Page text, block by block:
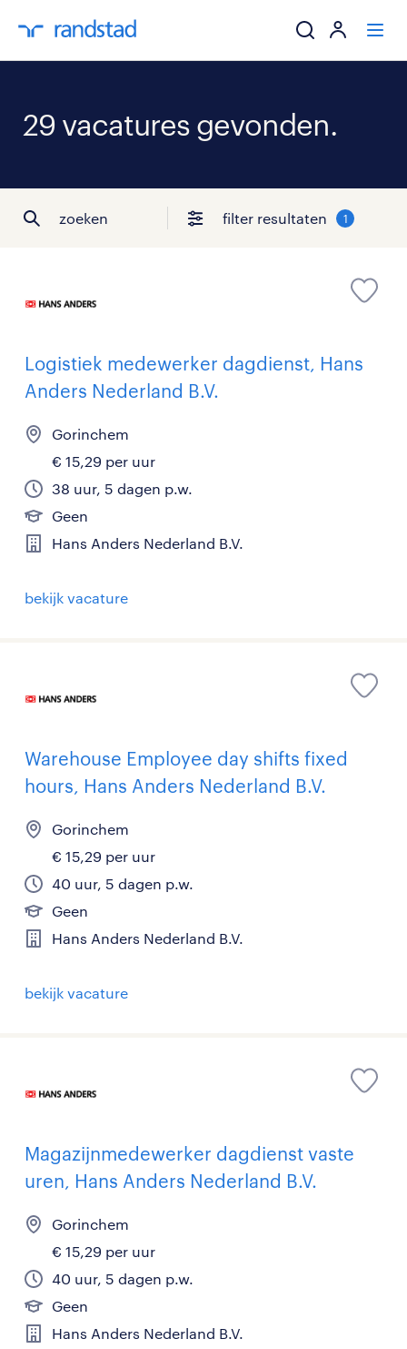
ik zoek een
29 vacatures gevonden.
zoeken filter resultaten 1
Logistiek medewerker dagdienst, Hans
Anders Nederland B.V.
Gorinchem
€ 15,29 per uur
38 uur, 5 dagen p.w.
Geen
Hans Anders Nederland B.V.
bekijk vacature
Warehouse Employee day shifts fixed
hours, Hans Anders Nederland B.V.
Gorinchem
€ 15,29 per uur
40 uur, 5 dagen p.w.
Geen
Hans Anders Nederland B.V.
bekijk vacature
Magazijnmedewerker dagdienst vaste
uren, Hans Anders Nederland B.V.
Gorinchem
€ 15,29 per uur
40 uur, 5 dagen p.w.
Geen
Hans Anders Nederland B.V.